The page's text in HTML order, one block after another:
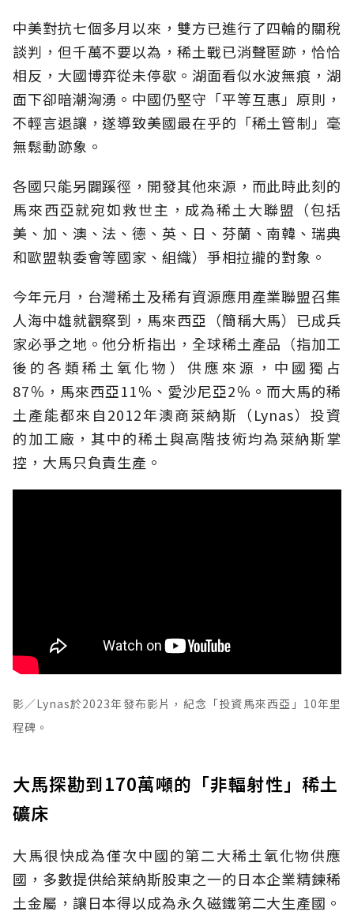
中美對抗七個多月以來，雙方已進行了四輪的關稅
談判，但千萬不要以為，稀土戰已消聲匿跡，恰恰
相反，大國博弈從未停歇。湖面看似水波無痕，湖
面下卻暗潮洶湧。中國仍堅守「平等互惠」原則，
不輕言退讓，遂導致美國最在乎的「稀土管制」毫
無鬆動跡象。
各國只能另闢蹊徑，開發其他來源，而此時此刻的
馬來西亞就宛如救世主，成為稀土大聯盟（包括
美、加、澳、法、德、英、日、芬蘭、南韓、瑞典
和歐盟執委會等國家、組織）爭相拉攏的對象。
今年元月，台灣稀土及稀有資源應用產業聯盟召集
人海中雄就觀察到，馬來西亞（簡稱大馬）已成兵
家必爭之地。他分析指出，全球稀土產品（指加工
後的各類稀土氧化物）供應來源，中國獨占
87％，馬來西亞11％、愛沙尼亞2％。而大馬的稀
土產能都來自2012年澳商萊納斯（Lynas）投資
的加工廠，其中的稀土與高階技術均為萊納斯掌
控，大馬只負責生產。
影／Lynas於2023年發布影片，紀念「投資馬來西亞」10年里
程碑。
大馬探勘到170萬噸的「非輻射性」稀土
礦床
大馬很快成為僅次中國的第二大稀土氧化物供應
國，多數提供給萊納斯股東之一的日本企業精鍊稀
土金屬，讓日本得以成為永久磁鐵第二大生產國。